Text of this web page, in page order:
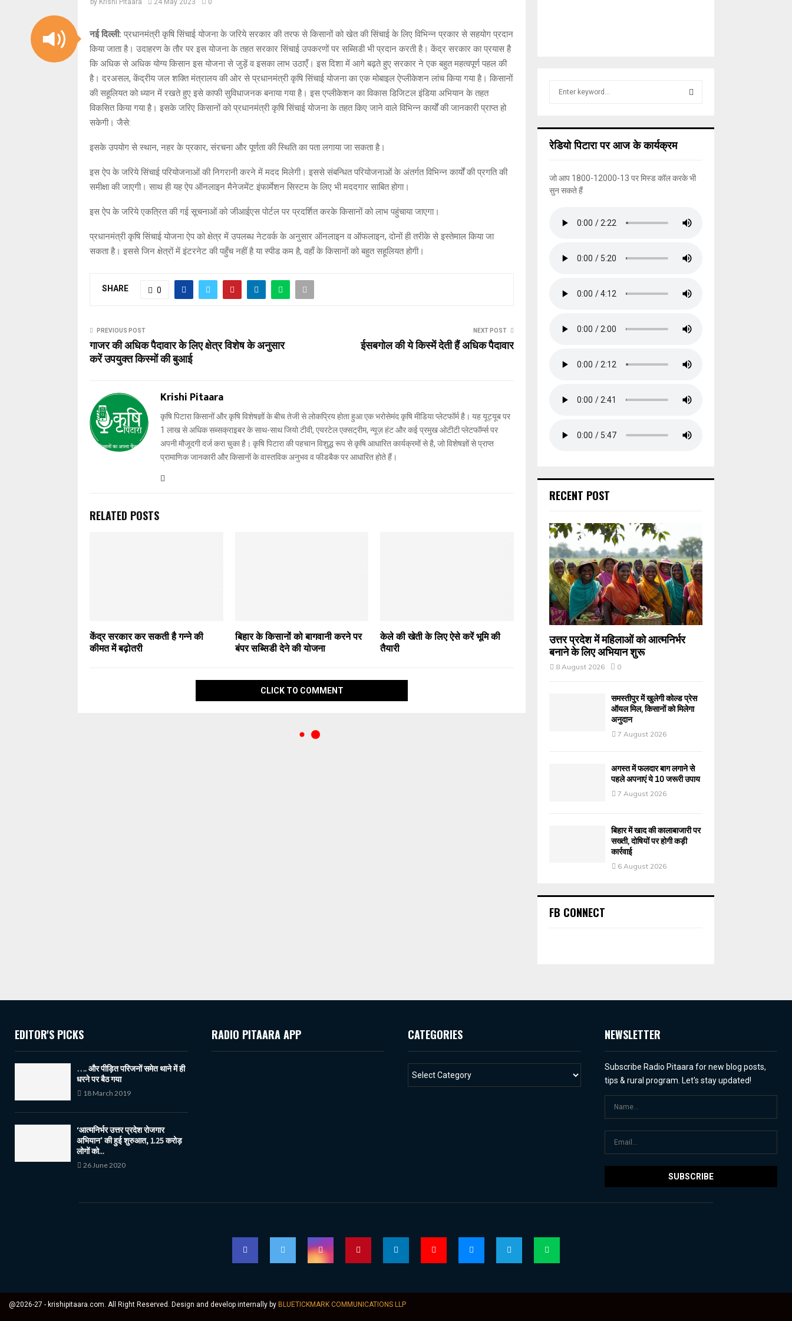
by Krishi Pitaara 24 May 2023 0
नई दिल्ली: प्रधानमंत्री कृषि सिंचाई योजना के जरिये सरकार की तरफ से किसानों को खेत की सिंचाई के लिए विभिन्न प्रकार से सहयोग प्रदान
किया जाता है। उदाहरण के तौर पर इस योजना के तहत सरकार सिंचाई उपकरणों पर सब्सिडी भी प्रदान करती है। केंद्र सरकार का प्रयास है
कि अधिक से अधिक योग्य किसान इस योजना से जुड़ें व इसका लाभ उठाएँ। इस दिशा में आगे बढ़ते हुए सरकार ने एक बहुत महत्वपूर्ण पहल की
है। दरअसल, केंद्रीय जल शक्ति मंत्रालय की ओर से प्रधानमंत्री कृषि सिंचाई योजना का एक मोबाइल ऐप्लीकेशन लांच किया गया है। किसानों
की सहूलियत को ध्यान में रखते हुए इसे काफी सुविधाजनक बनाया गया है। इस एप्लीकेशन का विकास डिजिटल इंडिया अभियान के तहत
विकसित किया गया है। इसके जरिए किसानों को प्रधानमंत्री कृषि सिंचाई योजना के तहत किए जाने वाले विभिन्न कार्यों की जानकारी प्राप्त हो
सकेगी। जैसे:
इसके उपयोग से स्थान, नहर के प्रकार, संरचना और पूर्णता की स्थिति का पता लगाया जा सकता है।
इस ऐप के जरिये सिंचाई परियोजनाओं की निगरानी करने में मदद मिलेगी। इससे संबन्धित परियोजनाओं के अंतर्गत विभिन्न कार्यों की प्रगति की
समीक्षा की जाएगी। साथ ही यह ऐप ऑनलाइन मैनेजमेंट इंफार्मेशन सिस्टम के लिए भी मददगार साबित होगा।
इस ऐप के जरिये एकत्रित की गई सूचनाओं को जीआईएस पोर्टल पर प्रदर्शित करके किसानों को लाभ पहुंचाया जाएगा।
प्रधानमंत्री कृषि सिंचाई योजना ऐप को क्षेत्र में उपलब्ध नेटवर्क के अनुसार ऑनलाइन व ऑफलाइन, दोनों ही तरीके से इस्तेमाल किया जा
सकता है। इससे जिन क्षेत्रों में इंटरनेट की पहुँच नहीं है या स्पीड कम है, वहाँ के किसानों को बहुत सहूलियत होगी।
SHARE 0
PREVIOUS POST
गाजर की अधिक पैदावार के लिए क्षेत्र विशेष के अनुसार
करें उपयुक्त किस्मों की बुआई
NEXT POST
ईसबगोल की ये किस्में देती हैं अधिक पैदावार
Krishi Pitaara
कृषि पिटारा किसानों और कृषि विशेषज्ञों के बीच तेजी से लोकप्रिय होता हुआ एक भरोसेमंद कृषि मीडिया प्लेटफॉर्म है। यह यूट्यूब पर
1 लाख से अधिक सब्सक्राइबर के साथ-साथ जियो टीवी, एयरटेल एक्सट्रीम, न्यूज़ हंट और कई प्रमुख ओटीटी प्लेटफॉर्म्स पर
अपनी मौजूदगी दर्ज करा चुका है। कृषि पिटारा की पहचान विशुद्ध रूप से कृषि आधारित कार्यक्रमों से है, जो विशेषज्ञों से प्राप्त
प्रामाणिक जानकारी और किसानों के वास्तविक अनुभव व फीडबैक पर आधारित होते हैं।
RELATED POSTS
केंद्र सरकार कर सकती है गन्ने की
कीमत में बढ़ोतरी
बिहार के किसानों को बागवानी करने पर
बंपर सब्सिडी देने की योजना
केले की खेती के लिए ऐसे करें भूमि की
तैयारी
CLICK TO COMMENT
h
रेडियो पिटारा पर आज के कार्यक्रम
जो आप 1800-12000-13 पर मिस्ड कॉल करके भी
सुन सकते हैं
RECENT POST
उत्तर प्रदेश में महिलाओं को आत्मनिर्भर
बनाने के लिए अभियान शुरू
8 August 2026 0
समस्तीपुर में खुलेगी कोल्ड प्रेस
ऑयल मिल, किसानों को मिलेगा
अनुदान
7 August 2026
अगस्त में फलदार बाग लगाने से
पहले अपनाएं ये 10 जरूरी उपाय
7 August 2026
बिहार में खाद की कालाबाजारी पर
सख्ती, दोषियों पर होगी कड़ी
कार्रवाई
6 August 2026
FB CONNECT
EDITOR'S PICKS
…. और पीड़ित परिजनों समेत थाने में ही
धरने पर बैठ गया
18 March 2019
‘आत्मनिर्भर उत्तर प्रदेश रोजगार
अभियान’ की हुई शुरुआत, 1.25 करोड़
लोगों को...
26 June 2020
RADIO PITAARA APP CATEGORIES NEWSLETTER
Subscribe Radio Pitaara for new blog posts,
tips & rural program. Let's stay updated!
@2026-27 - krishipitaara.com. All Right Reserved. Design and develop internally by BLUETICKMARK COMMUNICATIONS LLP